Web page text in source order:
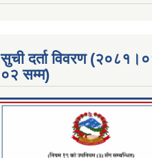
सुची दर्ता विवरण
०२ सम्म)